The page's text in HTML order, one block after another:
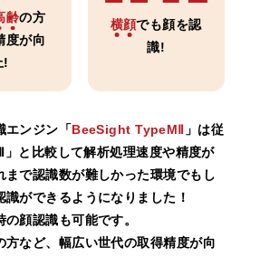
齢の方
度が向
!
横顔でも顔を認
識!
エンジン「BeeSight TypeMⅡ 」は従
」と比較して解析処理速度や精度が
まで認識数が難しかった環境でもし
識ができるようになりました！
の顔認識も可能です。
方など、幅広い世代の取得精度が向